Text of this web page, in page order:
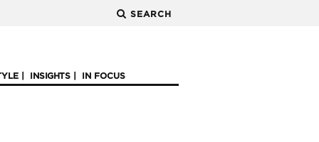
SEARCH
INSIGHTS IN FOCUS